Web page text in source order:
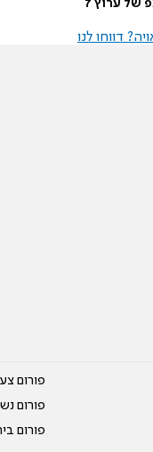
של ערוץ 7
דווחו לנו
פורום
פורום
פורום